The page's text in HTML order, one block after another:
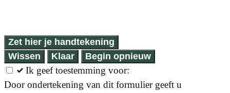
Zet hier je handtekening
Wissen
Klaar Begin opnieuw
Ik geef toestemming voor:
Door ondertekening van dit formulier geeft u